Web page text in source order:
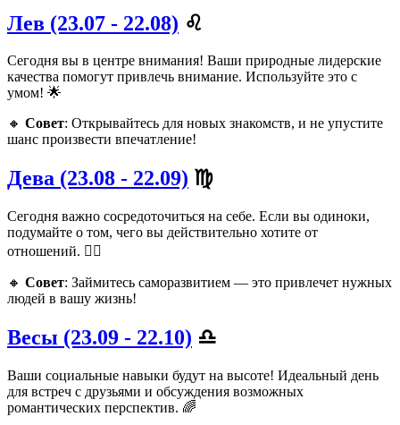
Лев (23.07 - 22.08) ♌️
Сегодня вы в центре внимания! Ваши природные лидерские
качества помогут привлечь внимание. Используйте это с
умом! 🌟
🔸 Совет: Открывайтесь для новых знакомств, и не упустите
шанс произвести впечатление!
Дева (23.08 - 22.09) ♍️
Сегодня важно сосредоточиться на себе. Если вы одиноки,
подумайте о том, чего вы действительно хотите от
отношений. 🧘‍♀️
🔸 Совет: Займитесь саморазвитием — это привлечет нужных
людей в вашу жизнь!
Весы (23.09 - 22.10) ♎️
Ваши социальные навыки будут на высоте! Идеальный день
для встреч с друзьями и обсуждения возможных
романтических перспектив. 🌈